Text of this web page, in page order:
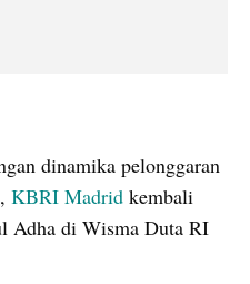
dinamika pelonggaran
KBRI Madrid kembali
Adha di Wisma Duta RI